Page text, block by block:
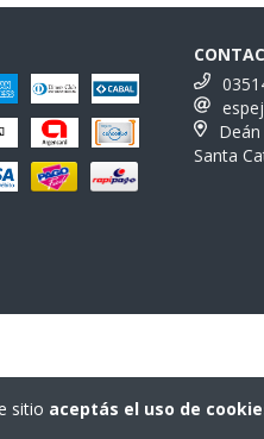
sitio aceptás el uso de
Santa